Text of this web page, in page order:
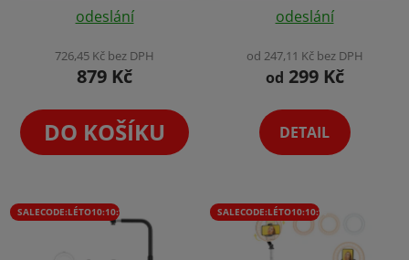
odeslání
726,45 Kč bez DPH
879 Kč
DO KOŠÍKU
produktu
je
4,1
5
hvězdiček.
odeslání
od 247,11 Kč bez DPH
od 299 Kč
DETAIL
SALECODE:LÉTO10:10:% SALECODE:LÉTO10:10:%